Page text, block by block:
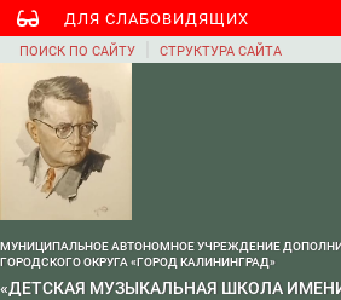
ПОИСК ПО САЙТУ СТРУКТУРА САЙТА
ДЛЯ СЛАБОВИДЯЩИХ
МУНИЦИПАЛЬНОЕ АВТОНОМНОЕ УЧРЕЖДЕНИЕ
ГОРОДСКОГО ОКРУГА «ГОРОД КАЛИНИНГРАД»
«ДЕТСКАЯ МУЗЫКАЛЬНАЯ ШКОЛА